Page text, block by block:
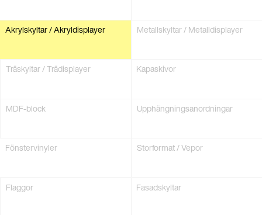
Akrylskyltar / Akryl­displayer Metallskyltar / Metall­displayer
Träskyltar / Trä­displayer Kapaskivor
MDF-­block Upphängnings­anordningar
Fönstervinyler Storformat / Vepor
Flaggor Fasadskyltar